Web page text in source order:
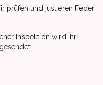
prüfen und justieren Feder
Inspektion wird Ihr